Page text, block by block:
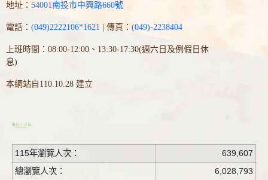
地址： 54001南投市中興路660號
電話： (049)2222106*1621 | 傳真： (049)-2238404
上班時間：08:00-12:00、13:30-17:30(週六日及例假日休
息)
本網站自110.10.28 建立
115年瀏覽人次：
639,607
總瀏覽人次：
6,028,793